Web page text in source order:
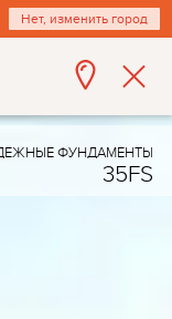
Нет, изменить город
ФУНДАМЕНТЫ
35FS